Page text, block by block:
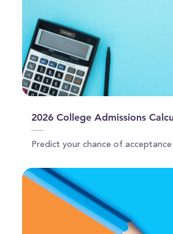
2026 College Admissions
Predict your chance of acceptance